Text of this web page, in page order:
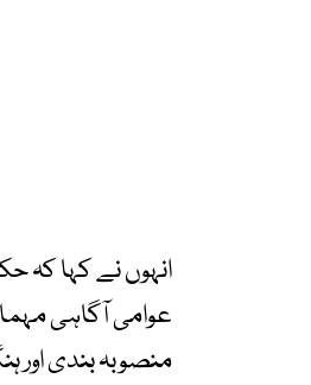
انہوں نے کہا کہ
عوامی آگاہی
منصوبہ بندی اور